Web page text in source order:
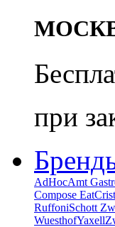
при
AdHocAmt
Compose Eat
RuffoniSchott
WuesthofYaxell